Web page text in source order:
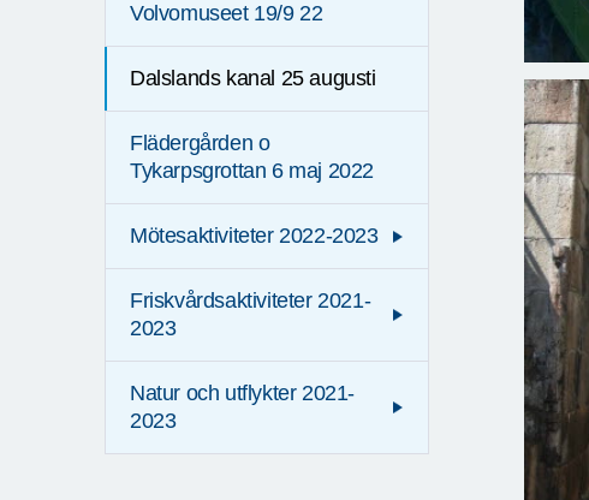
Volvomuseet 19/9 22
Dalslands kanal 25 augusti
Flädergården o
Tykarpsgrottan 6 maj 2022
Mötesaktiviteter 2022-2023
Friskvårdsaktiviteter 2021-
2023
Natur och utflykter 2021-
2023